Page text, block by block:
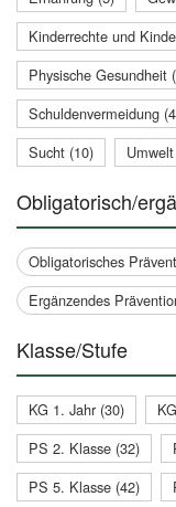
Kinderrechte und
Physische Gesundheit
Schuldenvermeidung
Sucht (10)
Obligatorisch/
Obligatorisches
Ergänzendes
Klasse/Stufe
KG 1. Jahr (30)
PS 2. Klasse (32)
PS 5. Klasse (42)